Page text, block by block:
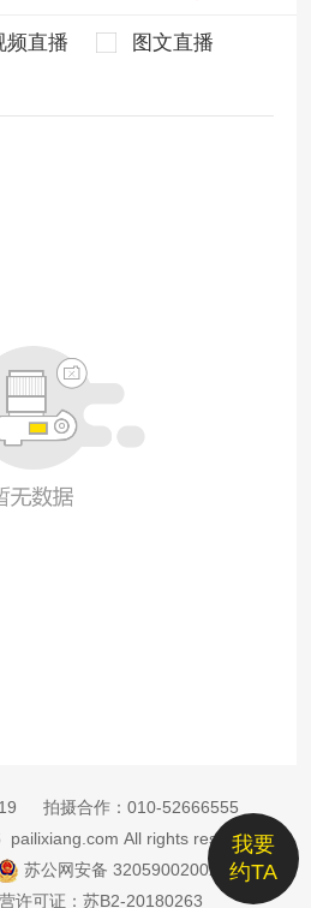
频直播
图文直播
我要
约TA
拍摄合作： 010-52666555
All rights reserved
苏公网安备 32059002002885号
许可证：苏B2-20180263